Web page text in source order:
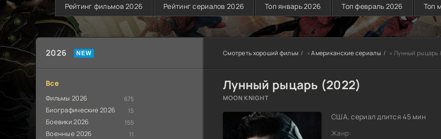
Рейтинг фильмов 2026 Рейтинг сериалов 2026 Топ январь 2026 Топ февраль 2026 Топ
2026
Все
Фильмы 2026 675
Биографические 2026 15
Боевики 2026 155
Военные 2026 11
Смотреть хороший фильм »Американские сериалы » Лунный рыцарь
Лунный рыцарь (2022)
MOON KNIGHT
США, сериал длится 45 мин
Жанр: